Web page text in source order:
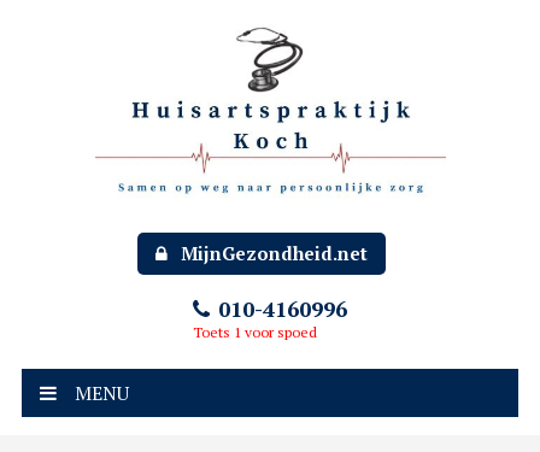
MijnGezondheid.net
010-4160996
Toets 1 voor spoed
MENU